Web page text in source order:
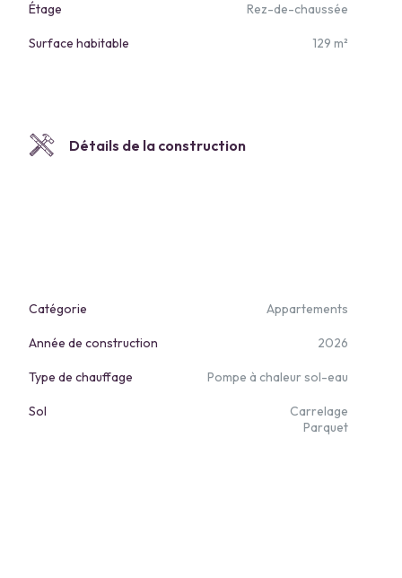
Étage Rez-de-chaussée
Surface habitable 129 m²
Détails de la construction
Catégorie Appartements
Année de construction 2026
Type de chauffage Pompe à chaleur sol-eau
Sol
Carrelage
Parquet